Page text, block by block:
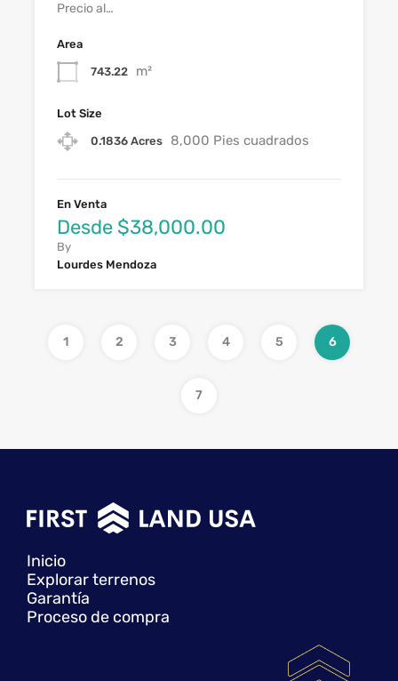
Precio al…
Area
743.22 m²
Lot Size
0.1836 Acres 8,000 Pies cuadrados
En Venta
Desde $38,000.00
By
Lourdes Mendoza
1 2 3 4 5 6
7
Inicio
Explorar terrenos
Garantía
Proceso de compra